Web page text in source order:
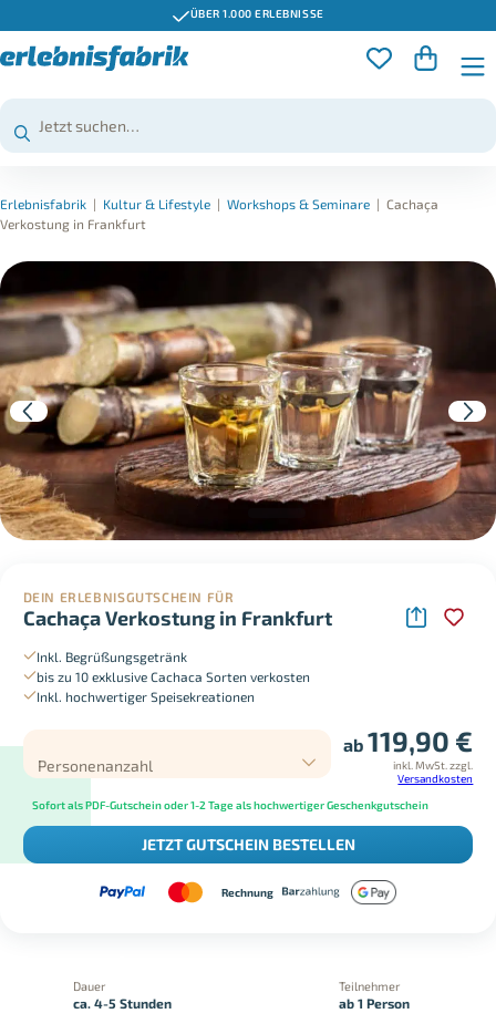
ÜBER 1.000 ERLEBNISSE
Erlebnisfabrik | Kultur & Lifestyle | Workshops & Seminare | Cachaça
Verkostung in Frankfurt
DEIN ERLEBNISGUTSCHEIN FÜR
Cachaça Verkostung in Frankfurt
Inkl. Begrüßungsgetränk
bis zu 10 exklusive Cachaca Sorten verkosten
Inkl. hochwertiger Speisekreationen
Personenanzahl
ab119,90 €
inkl. MwSt. zzgl.
Versandkosten
Sofort als PDF-Gutschein oder 1-2 Tage als hochwertiger Geschenkgutschein
JETZT GUTSCHEIN BESTELLEN
Rechnung
Dauer
ca. 4-5 Stunden
Teilnehmer
ab 1 Person